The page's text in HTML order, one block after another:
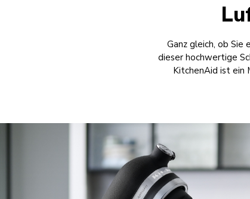
Ganz gleich, ob Sie
dieser hochwertige
KitchenAid ist ein